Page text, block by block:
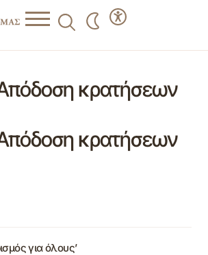
κρατήσεων
κρατήσεων
για όλους’